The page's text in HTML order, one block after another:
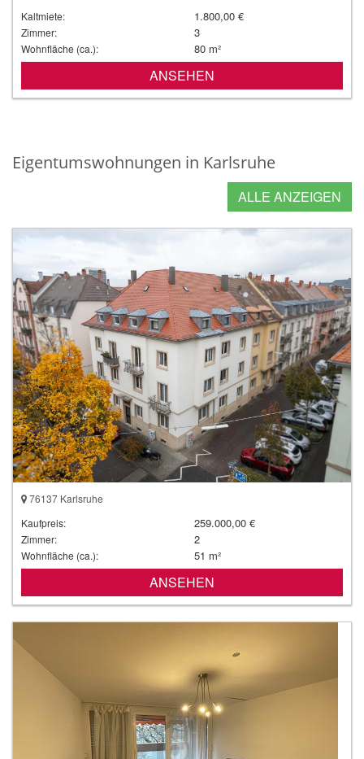
Kaltmiete:
1.800,00 €
Zimmer: 3
Wohnfläche (ca.): 80 m²
ANSEHEN
Eigentumswohnungen in Karlsruhe
ALLE ANZEIGEN
76137 Karlsruhe
Kaufpreis:
259.000,00 €
Zimmer: 2
Wohnfläche (ca.): 51 m²
ANSEHEN